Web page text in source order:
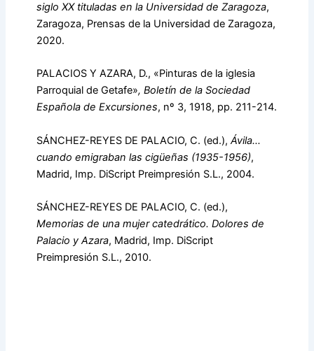
siglo XX tituladas en la Universidad de Zaragoza,
Zaragoza, Prensas de la Universidad de Zaragoza,
2020.
PALACIOS Y AZARA, D., «Pinturas de la iglesia
Parroquial de Getafe», Boletín de la Sociedad
Española de Excursiones, nº 3, 1918, pp. 211-214.
SÁNCHEZ-REYES DE PALACIO, C. (ed.), Ávila…
cuando emigraban las cigüeñas (1935-1956),
Madrid, Imp. DiScript Preimpresión S.L., 2004.
SÁNCHEZ-REYES DE PALACIO, C. (ed.),
Memorias de una mujer catedrático. Dolores de
Palacio y Azara, Madrid, Imp. DiScript
Preimpresión S.L., 2010.